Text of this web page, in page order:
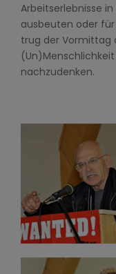
Arbeitserlebnisse
ausbeuten oder
trug der Vormittag
nachzudenken.